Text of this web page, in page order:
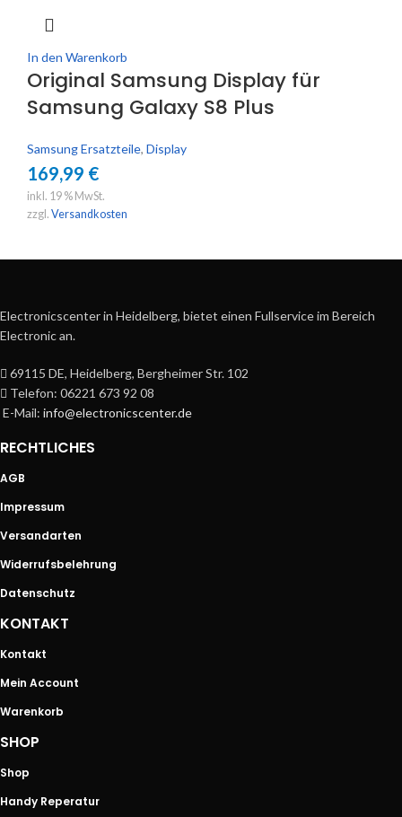
In den Warenkorb
Original Samsung Display für
Samsung Galaxy S8 Plus
Samsung Ersatzteile, Display
169,99 €
inkl. 19 % MwSt.
zzgl. Versandkosten
Electronicscenter in Heidelberg, bietet einen Fullservice im Bereich
Electronic an.
69115 DE, Heidelberg, Bergheimer Str. 102
Telefon: 06221 673 92 08
E-Mail:info@electronicscenter.de
RECHTLICHES
AGB
Impressum
Versandarten
Widerrufsbelehrung
Datenschutz
KONTAKT
Kontakt
Mein Account
Warenkorb
SHOP
Shop
Handy Reperatur